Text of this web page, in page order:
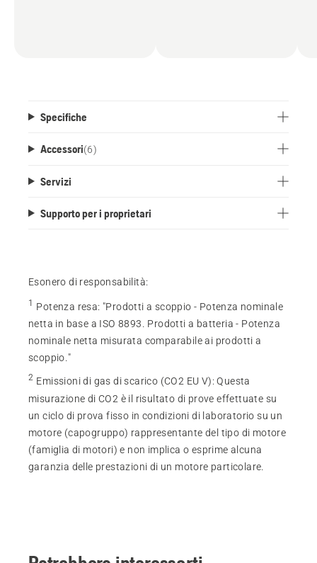
Specifiche
Accessori(6)
Servizi
Supporto per i proprietari
Esonero di responsabilità:
1 Potenza resa: "Prodotti a scoppio - Potenza nominale
netta in base a ISO 8893. Prodotti a batteria - Potenza
nominale netta misurata comparabile ai prodotti a
scoppio."
2 Emissioni di gas di scarico (CO2 EU V):Questa
misurazione di CO2 è il risultato di prove effettuate su
un ciclo di prova fisso in condizioni di laboratorio su un
motore (capogruppo) rappresentante del tipo di motore
(famiglia di motori) e non implica o esprime alcuna
garanzia delle prestazioni di un motore particolare.